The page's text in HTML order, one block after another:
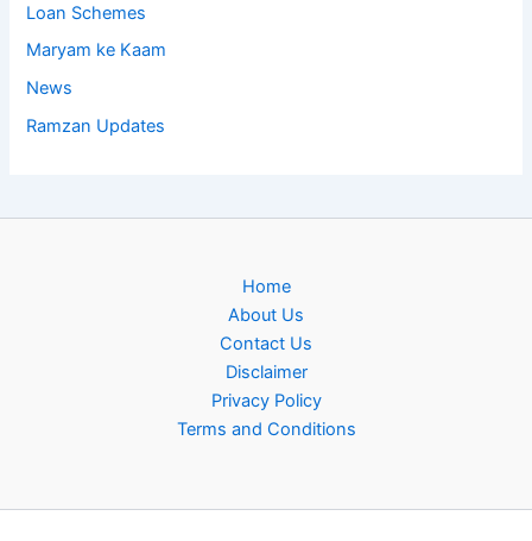
Loan Schemes
Maryam ke Kaam
News
Ramzan Updates
Home
About Us
Contact Us
Disclaimer
Privacy Policy
Terms and Conditions